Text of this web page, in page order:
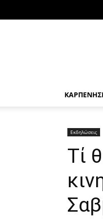
ΚΑΡΠΕΝΗΣΙ
Εκδηλώσεις
Τί